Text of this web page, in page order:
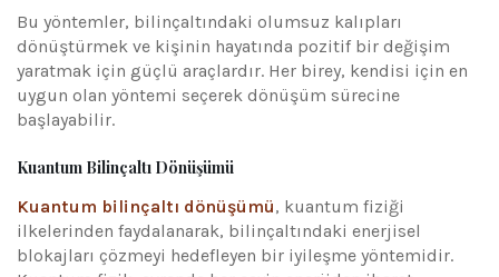
Bu yöntemler, bilinçaltındaki olumsuz kalıpları
dönüştürmek ve kişinin hayatında pozitif bir değişim
yaratmak için güçlü araçlardır. Her birey, kendisi için en
uygun olan yöntemi seçerek dönüşüm sürecine
başlayabilir.
Kuantum Bilinçaltı Dönüşümü
Kuantum bilinçaltı dönüşümü, kuantum fiziği
ilkelerinden faydalanarak, bilinçaltındaki enerjisel
blokajları çözmeyi hedefleyen bir iyileşme yöntemidir.